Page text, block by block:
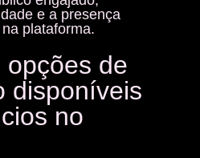
e a presença
plataforma.
opções de
disponíveis
no